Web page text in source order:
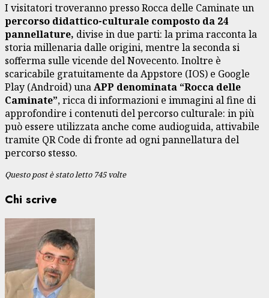
I visitatori troveranno presso Rocca delle Caminate un
percorso didattico-culturale composto da 24
pannellature, divise in due parti: la prima racconta la
storia millenaria dalle origini, mentre la seconda si
sofferma sulle vicende del Novecento. Inoltre è
scaricabile gratuitamente da Appstore (IOS) e Google
Play (Android) unaAPP denominata “Rocca delle
Caminate”, ricca di informazioni e immagini al fine di
approfondire i contenuti del percorso culturale: in più
può essere utilizzata anche come audioguida, attivabile
tramite QR Code di fronte ad ogni pannellatura del
percorso stesso.
Questo post è stato letto 745 volte
Chi scrive